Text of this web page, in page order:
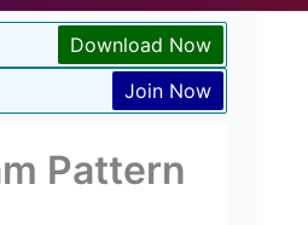
Download Now
Join Now
Pattern